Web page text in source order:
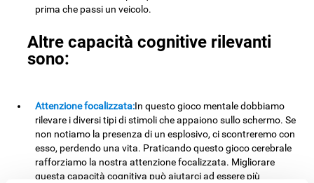
prima che passi un veicolo.
Altre capacità cognitive rilevanti
sono:
Attenzione focalizzata:In questo gioco mentale dobbiamo
rilevare i diversi tipi di stimoli che appaiono sullo schermo. Se
non notiamo la presenza di un esplosivo, ci scontreremo con
esso, perdendo una vita. Praticando questo gioco cerebrale
rafforziamo la nostra attenzione focalizzata. Migliorare
questa capacità cognitiva può aiutarci ad essere più